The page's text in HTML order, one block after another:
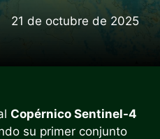
21 de octubre de 2025
Copérnico Sentinel-4
su primer conjunto